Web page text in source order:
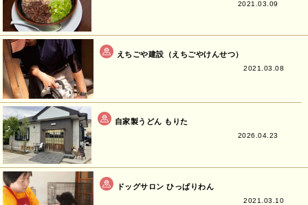
2021.03.09
えちごや建設（えちごやけんせつ）
2021.03.08
自家製うどん もりた
2026.04.23
ドッグサロン ひっぱりわん
2021.03.10